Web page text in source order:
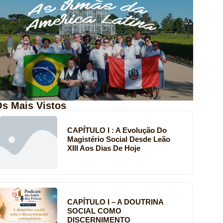
Mais Vistos
CAPÍTULO I : A Evolução Do
Magistério Social Desde Leão
XIII Aos Dias De Hoje
CAPÍTULO I – A DOUTRINA
SOCIAL COMO
DISCERNIMENTO